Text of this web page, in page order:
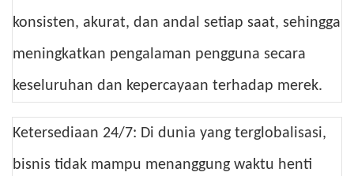
konsisten, akurat, dan andal setiap saat, sehingga
meningkatkan pengalaman pengguna secara
keseluruhan dan kepercayaan terhadap merek.
Ketersediaan 24/7: Di dunia yang terglobalisasi,
bisnis tidak mampu menanggung waktu henti